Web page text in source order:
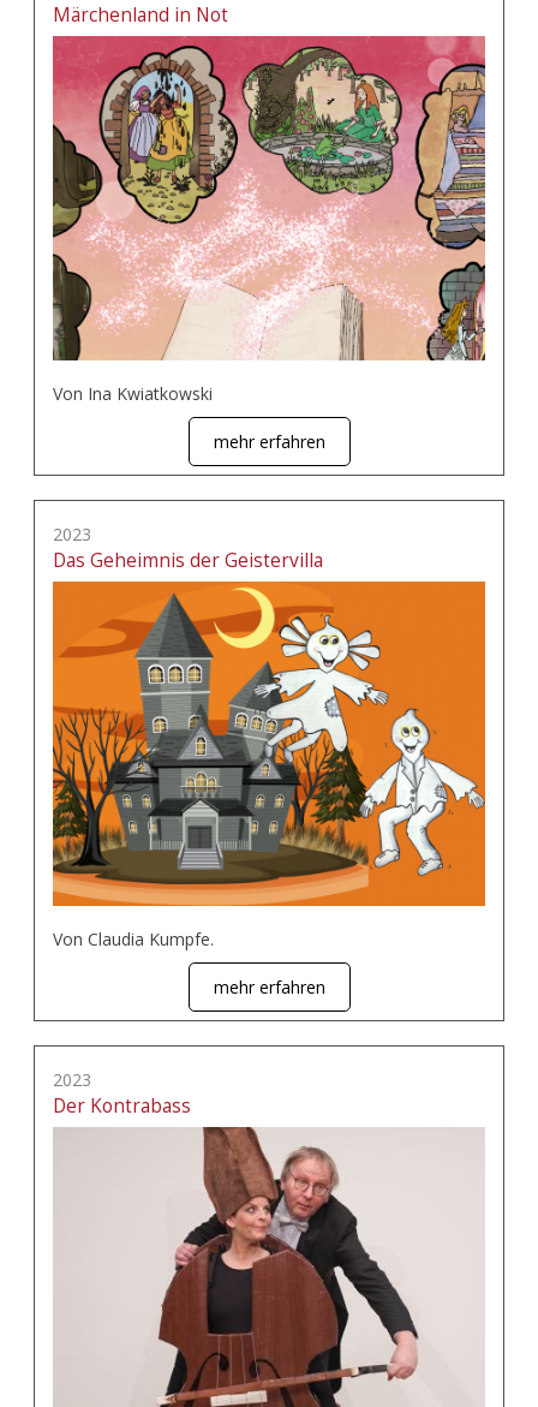
Märchenland in Not
Von Ina Kwiatkowski
mehr erfahren
2023
Das Geheimnis der Geistervilla
Von Claudia Kumpfe.
mehr erfahren
2023
Der Kontrabass